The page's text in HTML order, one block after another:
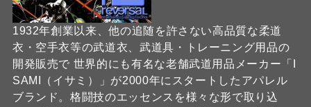
1932年創業以来、他の追随を許さない高品質な柔道
衣・空手衣等の武道衣、武道具・トレーニング用品の
開発販売で 世界的にも有名な老舗武道用品メーカー「I
SAMI（イサミ）」が2000年にスタートしたアパレル
ブランド。格闘技のエッセンスを様々な形で取り込